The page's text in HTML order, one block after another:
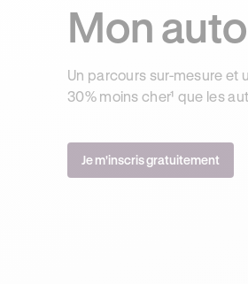
Mon
Un parcours sur-mesure et
30% moins cher¹ que les
Je m'inscris gratuitement